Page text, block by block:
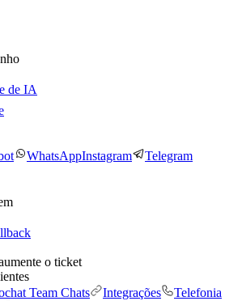
de IA
WhatsAppInstagram Telegram
o ticket
Team Chats Integrações
Telefonia